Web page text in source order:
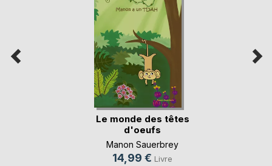
Le monde des têtes
d'oeufs
Manon Sauerbrey
14,99 € Livre